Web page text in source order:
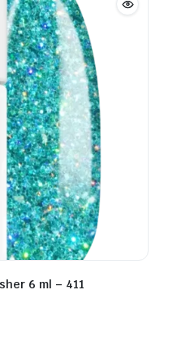
6 ml – 411